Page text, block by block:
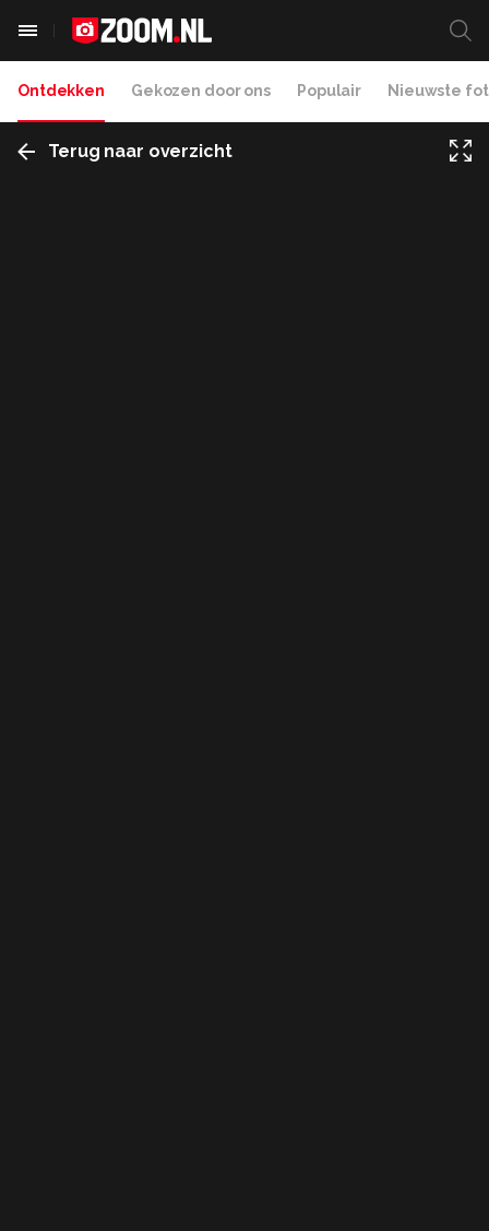
Ontdekken Gekozen door ons Populair Nieuwste
Terug naar overzicht